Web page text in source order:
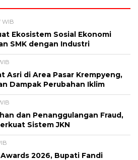
WIB
Ekosistem Sosial Ekonomi
SMK dengan Industri
Asri di Area Pasar Krempyeng,
Dampak Perubahan Iklim
dan Penanggulangan Fraud,
Sistem JKN
2026, Bupati Fandi